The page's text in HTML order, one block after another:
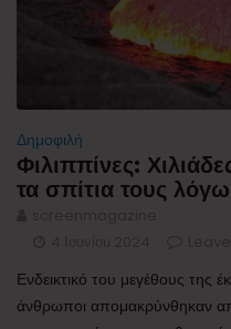
Δημοφιλή
Φιλιππίνες:
τα σπίτια τους
Ενδεικτικό του μεγέθους της
άνθρωποι απομακρύνθηκαν